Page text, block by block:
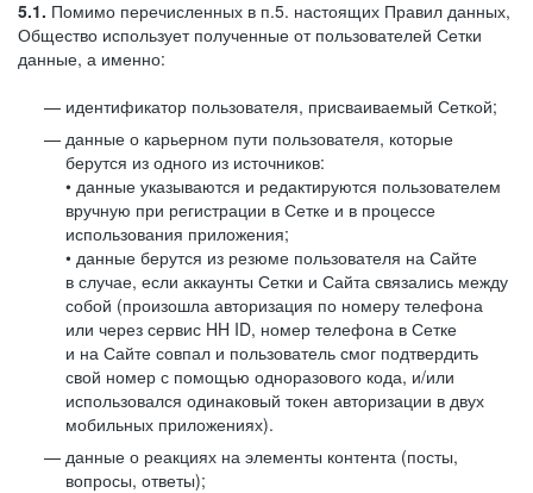
5.1. Помимо перечисленных в п.5. настоящих Правил данных,
Общество использует полученные от пользователей Сетки
данные, а именно:
идентификатор пользователя, присваиваемый Сеткой;
данные о карьерном пути пользователя, которые
берутся из одного из источников:
• данные указываются и редактируются пользователем
вручную при регистрации в Сетке и в процессе
использования приложения;
• данные берутся из резюме пользователя на Сайте
в случае, если аккаунты Сетки и Сайта связались между
собой (произошла авторизация по номеру телефона
или через сервис HH ID, номер телефона в Сетке
и на Сайте совпал и пользователь смог подтвердить
свой номер с помощью одноразового кода, и/или
использовался одинаковый токен авторизации в двух
мобильных приложениях).
данные о реакциях на элементы контента (посты,
вопросы, ответы);